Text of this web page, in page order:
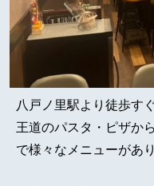
八戸ノ里駅より徒歩す
王道のパスタ・ピザか
で様々なメニューがあ